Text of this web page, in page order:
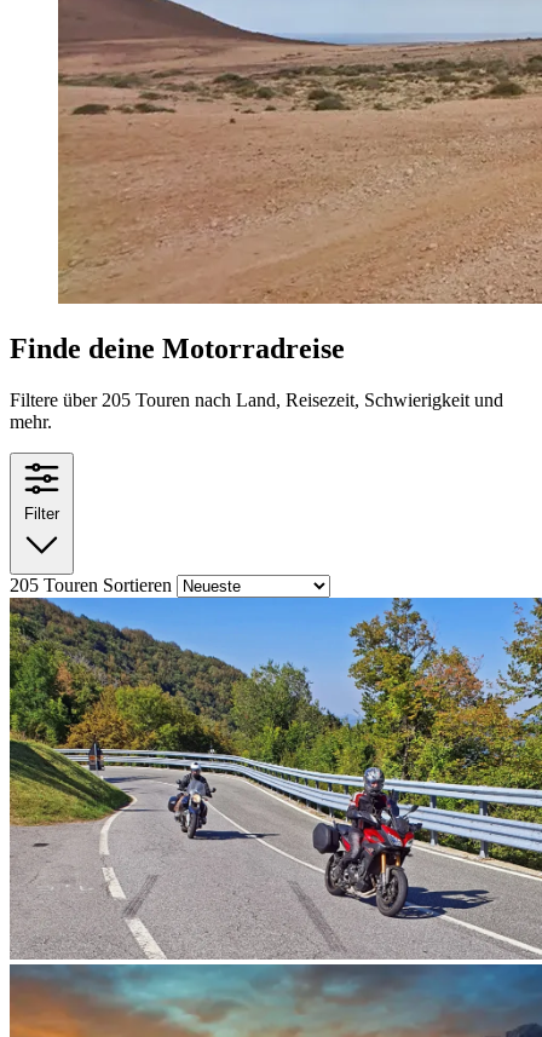
Finde deine Motorradreise
Filtere über 205 Touren nach Land, Reisezeit, Schwierigkeit und
mehr.
Filter
205 Touren Sortieren